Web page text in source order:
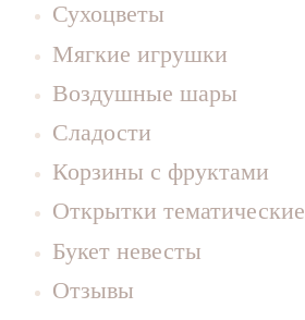
Сухоцветы
Мягкие игрушки
Воздушные шары
Сладости
Корзины с фруктами
Открытки тематические
Букет невесты
Отзывы